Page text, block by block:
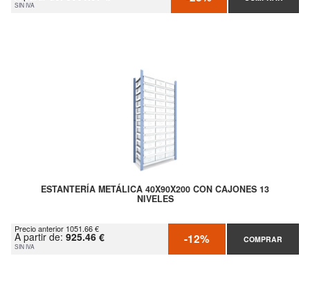
SIN IVA
ESTANTERÍA METÁLICA 40X90X200 CON CAJONES 13
NIVELES
Precio anterior 1051.66 €
A partir de: 925.46 €
SIN IVA -12% COMPRAR